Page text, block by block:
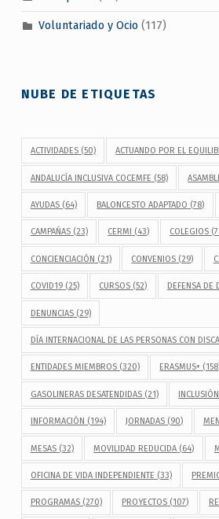
Voluntariado y Ocio (117)
NUBE DE ETIQUETAS
ACTIVIDADES(50) ACTUANDO POR EL
ANDALUCÍA INCLUSIVA COCEMFE (58)
AYUDAS(64) BALONCESTO ADAPTADO (78)
CAMPAÑAS(23) CERMI (43) COLEGIOS
CONCIENCIACIÓN (21) CONVENIOS (29)
COVID19(25) CURSOS (52) DEFENSA DE
DENUNCIAS(29)
DÍA INTERNACIONAL DE LAS PERSONAS CON
ENTIDADES MIEMBROS(320) ERASMUS+
GASOLINERAS DESATENDIDAS(21) INCLUSIÓN
INFORMACIÓN (194) JORNADAS (90)
MESAS(32) MOVILIDAD REDUCIDA (64)
OFICINA DE VIDA INDEPENDIENTE (33)
PROGRAMAS(270) PROYECTOS (107)